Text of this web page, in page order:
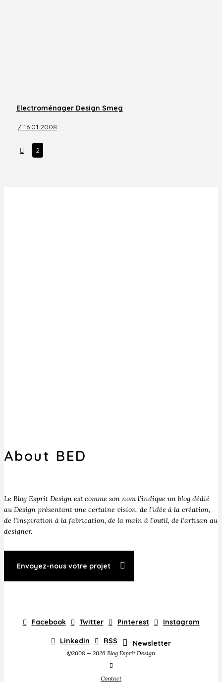
Electroménager Design Smeg
/ 16.01.2008
Prev2
About BED
Le Blog Esprit Design est comme son nom l’indique un blog dédié
au Design présentant une certaine vision, de l’idée à la création,
de l’inspiration à la fabrication, de la main à l’outil, de l’artisan au
designer.
Envoyez-nous votre projet
Facebook Twitter Pinterest Instagram
LinkedIn RSS Newsletter
©2008 — 2026 Blog Esprit Design
Contact